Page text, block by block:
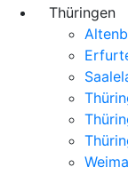
Thüringen